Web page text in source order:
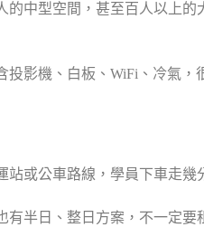
的中型空間，甚至百人以上
投影機、白板、WiFi、冷氣
站或公車路線，學員下車走
有半日、整日方案，不一定